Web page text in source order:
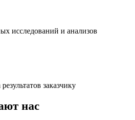
исследований и анализов
заказчику
нас